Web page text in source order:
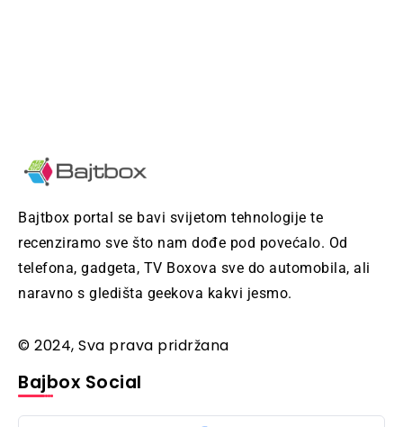
Bajtbox portal se bavi svijetom tehnologije te
recenziramo sve što nam dođe pod povećalo. Od
telefona, gadgeta, TV Boxova sve do automobila, ali
naravno s gledišta geekova kakvi jesmo.
© 2024, Sva prava pridržana
Bajbox Social